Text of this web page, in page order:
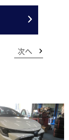
次へ